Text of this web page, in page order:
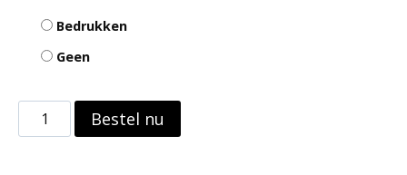
Bedrukken
Geen
Ripstop
signalisatiehesje
Bestel nu